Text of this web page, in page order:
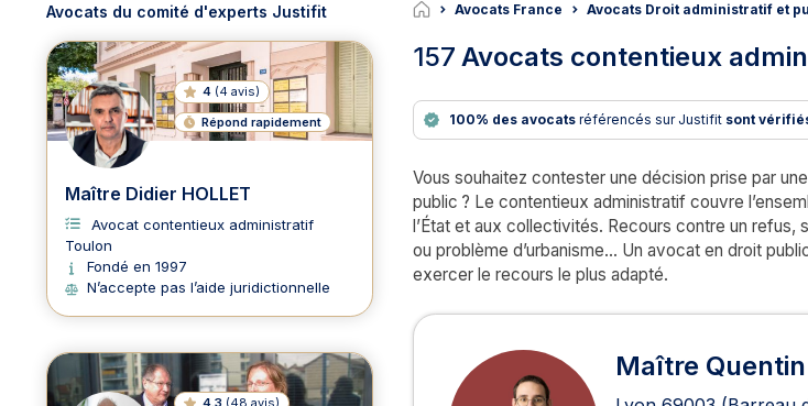
Avocats France Avocats Droit administratif et
157 Avocats contentieux
100% des avocats référencés sur Justifit sont
Vous souhaitez contester une décision prise par
public ? Le contentieux administratif couvre
l’État et aux collectivités. Recours contre un
ou problème d’urbanisme… Un avocat en droit
exercer le recours le plus adapté.
Avocats en
Maître
Avocats du comité d'experts Justifit
4 (4 avis)
Répond rapidement
Maître Didier HOLLET
Avocat contentieux administratif
Toulon
Fondé en 1997
N’accepte pas l’aide juridictionnelle
4.3 (48 avis)